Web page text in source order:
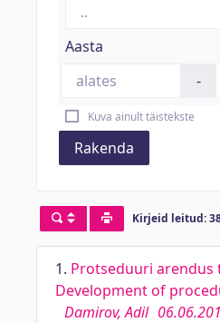
Aasta
-
Kuva ainult täistekste
Rakenda
Kirjeid leitud:
1. Protseduuri arendus
Development of
Damirov, Adil